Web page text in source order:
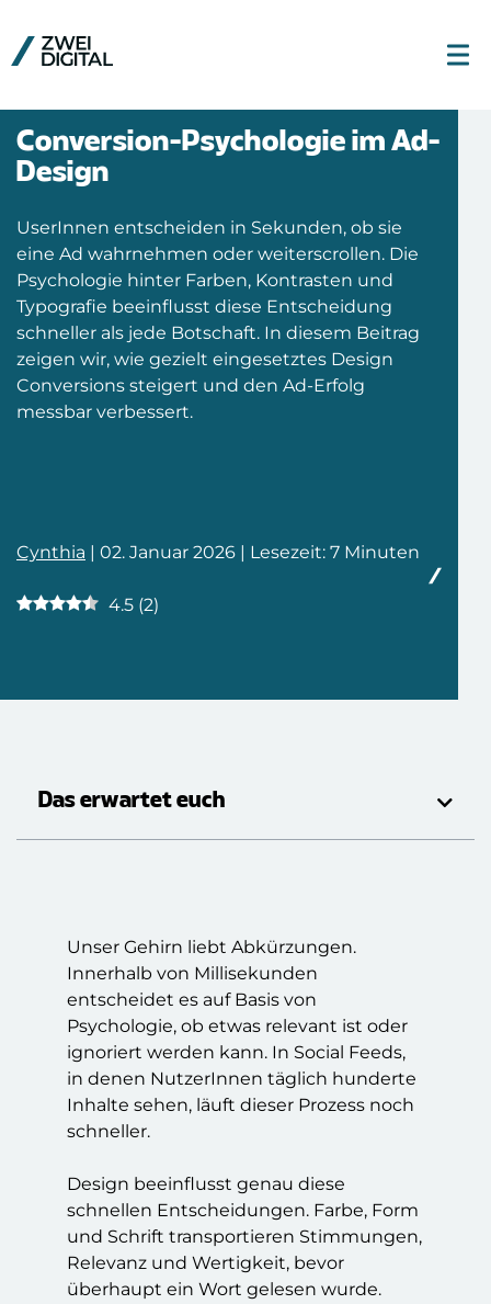
Conversion-Psychologie im Ad-
Design
UserInnen entscheiden in Sekunden, ob sie
eine Ad wahrnehmen oder weiterscrollen. Die
Psychologie hinter Farben, Kontrasten und
Typografie beeinflusst diese Entscheidung
schneller als jede Botschaft. In diesem Beitrag
zeigen wir, wie gezielt eingesetztes Design
Conversions steigert und den Ad-Erfolg
messbar verbessert.
Cynthia | 02. Januar 2026 | Lesezeit: 7 Minuten
4.5 (2)
Das erwartet euch
Unser Gehirn liebt Abkürzungen.
Innerhalb von Millisekunden
entscheidet es auf Basis von
Psychologie, ob etwas relevant ist oder
ignoriert werden kann. In Social Feeds,
in denen NutzerInnen täglich hunderte
Inhalte sehen, läuft dieser Prozess noch
schneller.
Design beeinflusst genau diese
schnellen Entscheidungen. Farbe, Form
und Schrift transportieren Stimmungen,
Relevanz und Wertigkeit, bevor
überhaupt ein Wort gelesen wurde.